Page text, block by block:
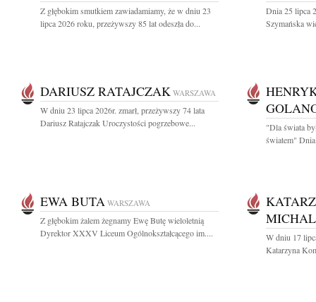
Z głębokim smutkiem zawiadamiamy, że w dniu 23
lipca 2026 roku, przeżywszy 85 lat odeszła do...
Dnia 25 lipca
Szymańska
DARIUSZ RATAJCZAK WARSZAWA
W dniu 23 lipca 2026r. zmarł, przeżywszy 74 lata
Dariusz Ratajczak Uroczystości pogrzebowe...
"Dla świata
światem"
EWA BUTA WARSZAWA
Z głębokim żalem żegnamy Ewę Butę wieloletnią
Dyrektor XXXV Liceum Ogólnokształcącego im....
W dniu 17
Katarzyna